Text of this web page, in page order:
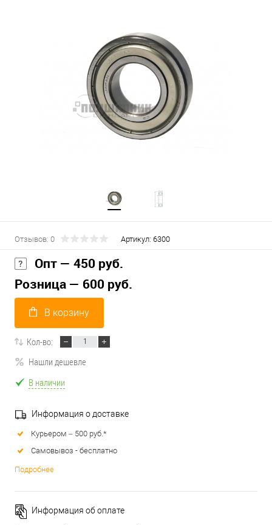
Отзывов: 0 Артикул: 6300
Опт — 450 руб.
Розница — 600 руб.
В корзину
Кол-во:
Нашли дешевле
В наличии
Информация о доставке
Курьером – 500 руб.*
Самовывоз - бесплатно
Подробнее
Информация об оплате